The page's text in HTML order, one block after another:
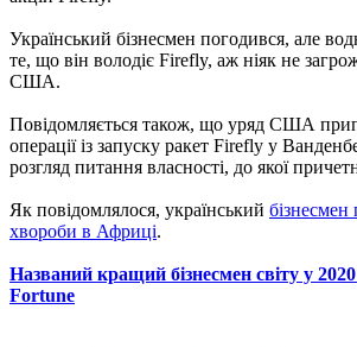
Український бізнесмен погодився, але
те, що він володіє Firefly, аж ніяк не
США.
Повідомляється також, що уряд США
операції із запуску ракет Firefly у
розгляд питання власності, до якої
Як повідомлялося, український бізнесмен
хвороби в Африці.
Названий кращий бізнесмен світу у 2020
Fortune